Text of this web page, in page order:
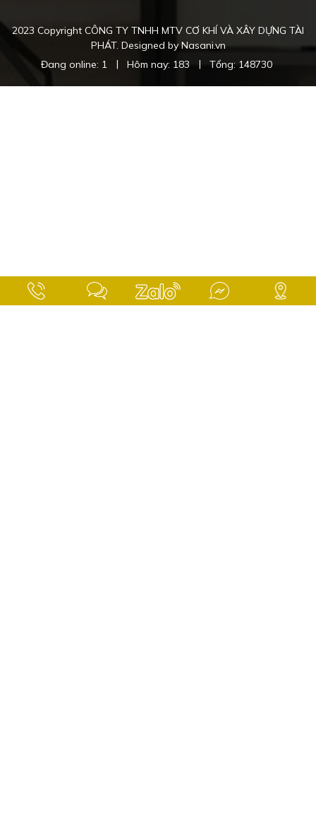
2023 Copyright CÔNG TY TNHH MTV CƠ KHÍ VÀ XÂY DỰNG TÀI
PHÁT. Designed by Nasani.vn
Đang online: 1
| Hôm nay: 183 | Tổng: 148730